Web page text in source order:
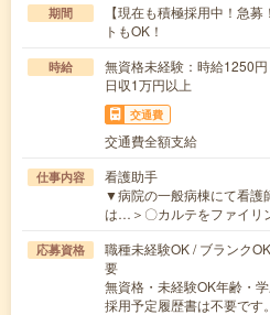
期間
【現在も積極採用中！急
トもOK！
時給
無資格未経験：時給
日収1万円以上
交通費
交通費全額支給
仕事内容
看護助手
▼病院の一般病棟にて看護
は…＞〇カルテをファイリ
応募資格
職種未経験OK / ブランク
要
無資格・未経験OK年齢・
採用予定履歴書は不要で